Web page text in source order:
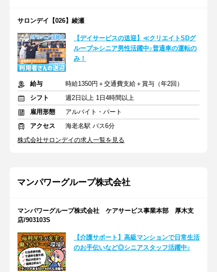
サロンデイ【026】綾瀬
【デイサービスの送迎】≪クリエイトSDグ
ループ≫シニア男性活躍中♪普通車の運転の
み！
給与
時給1350円＋交通費支給＋賞与（年2回）
シフト
週2日以上 1日4時間以上
雇用形態
アルバイト・パート
アクセス
海老名駅 バス6分
株式会社サロンデイの求人一覧を見る
マンパワーグループ株式会社
マンパワーグループ株式会社 ケアサービス事業本部 厚木支
店/903103S
【介護サポート】高級マンションで日常生活
のお手伝いなど◎シニアスタッフ活躍中♪